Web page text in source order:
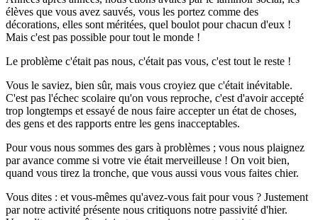
élèves que vous avez sauvés, vous les portez comme des
décorations, elles sont méritées, quel boulot pour chacun d'eux !
Mais c'est pas possible pour tout le monde !
Le problème c'était pas nous, c'était pas vous, c'est tout le reste !
Vous le saviez, bien sûr, mais vous croyiez que c'était inévitable.
C'est pas l'échec scolaire qu'on vous reproche, c'est d'avoir accepté
trop longtemps et essayé de nous faire accepter un état de choses,
des gens et des rapports entre les gens inacceptables.
Pour vous nous sommes des gars à problèmes ; vous nous plaignez
par avance comme si votre vie était merveilleuse ! On voit bien,
quand vous tirez la tronche, que vous aussi vous vous faites chier.
Vous dites : et vous-mêmes qu'avez-vous fait pour vous ? Justement
par notre activité présente nous critiquons notre passivité d'hier.